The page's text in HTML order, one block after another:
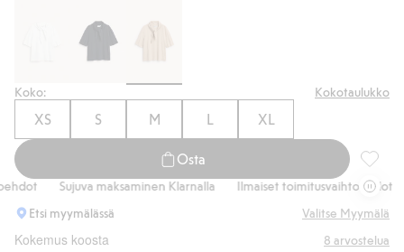
Koko: Kokotaulukko
XS S M L XL
Osta
T-
Sujuva maksaminen Klarnalla Ilmaiset toimitusvaihtoehdot
Etsi myymälässä
Valitse Myymälä
Kokemus koosta 8 arvostelua